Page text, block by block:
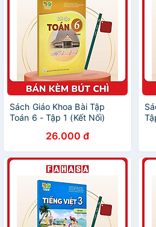
Sách Giáo Khoa Bài Tập
Toán 6 - Tập 1 (Kết Nối)
26.000 đ